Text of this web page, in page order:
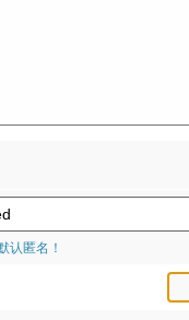
认匿名！